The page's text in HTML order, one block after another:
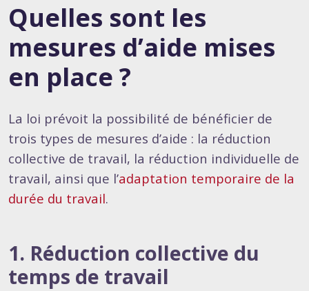
Quelles sont les
mesures d’aide mises
en place ?
La loi prévoit la possibilité de bénéficier de
trois types de mesures d’aide : la réduction
collective de travail, la réduction individuelle de
travail, ainsi que l’adaptation temporaire de la
durée du travail.
1. Réduction collective du
temps de travail